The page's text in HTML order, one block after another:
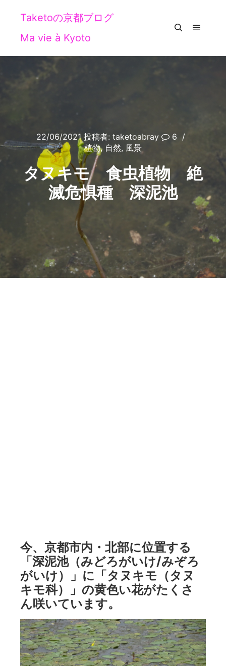
Taketoの京都ブログ
Ma vie à Kyoto
22/06/2021投稿者: taketoabray
6
植物, 自然, 風景
タヌキモ 食虫植物 絶
滅危惧種 深泥池
今、京都市内・北部に位置する
「深泥池（みどろがいけ/みぞろ
がいけ）」に「タヌキモ（タヌ
キモ科）」の黄色い花がたくさ
ん咲いています。